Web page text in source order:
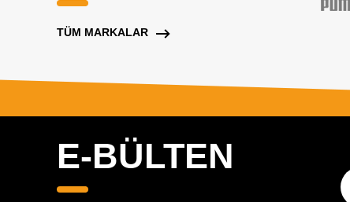
TÜM MARKALAR
E-BÜLTEN